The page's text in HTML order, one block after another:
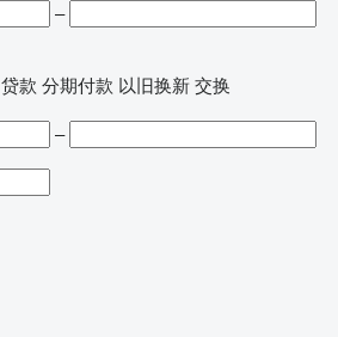
–
贷款 分期付款 以旧换新 交换
–